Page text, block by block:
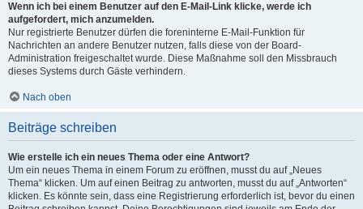
Wenn ich bei einem Benutzer auf den E-Mail-Link klicke, werde ich
aufgefordert, mich anzumelden.
Nur registrierte Benutzer dürfen die foreninterne E-Mail-Funktion für
Nachrichten an andere Benutzer nutzen, falls diese von der Board-
Administration freigeschaltet wurde. Diese Maßnahme soll den Missbrauch
dieses Systems durch Gäste verhindern.
Nach oben
Beiträge schreiben
Wie erstelle ich ein neues Thema oder eine Antwort?
Um ein neues Thema in einem Forum zu eröffnen, musst du auf „Neues
Thema“ klicken. Um auf einen Beitrag zu antworten, musst du auf „Antworten“
klicken. Es könnte sein, dass eine Registrierung erforderlich ist, bevor du einen